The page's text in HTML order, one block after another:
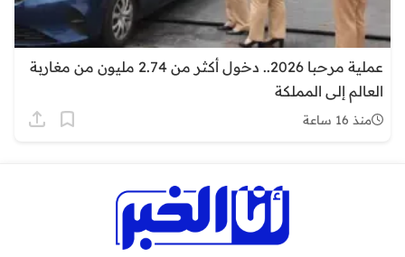
عملية مرحبا 2026.. دخول أكثر من 2.74 مليون من مغاربة
العالم إلى المملكة
منذ 16 ساعة